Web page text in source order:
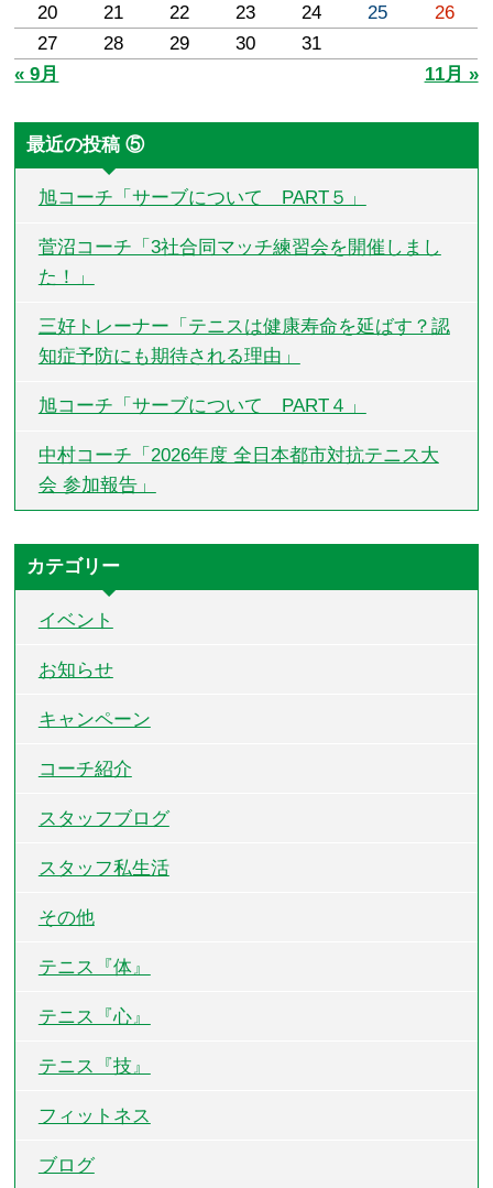
20
21 22 23 24 25
26
27
28 29 30
31
« 9月
11月 »
最近の投稿 ⑤
旭コーチ「サーブについて PART５」
菅沼コーチ「3社合同マッチ練習会を開催しまし
た！」
三好トレーナー「テニスは健康寿命を延ばす？認
知症予防にも期待される理由」
旭コーチ「サーブについて PART４」
中村コーチ「2026年度 全日本都市対抗テニス大
会 参加報告」
カテゴリー
イベント
お知らせ
キャンペーン
コーチ紹介
スタッフブログ
スタッフ私生活
その他
テニス『体』
テニス『心』
テニス『技』
フィットネス
ブログ